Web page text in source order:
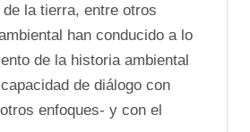
la tierra, entre otros
han conducido a lo
de la historia ambiental
de diálogo con
enfoques- y con el